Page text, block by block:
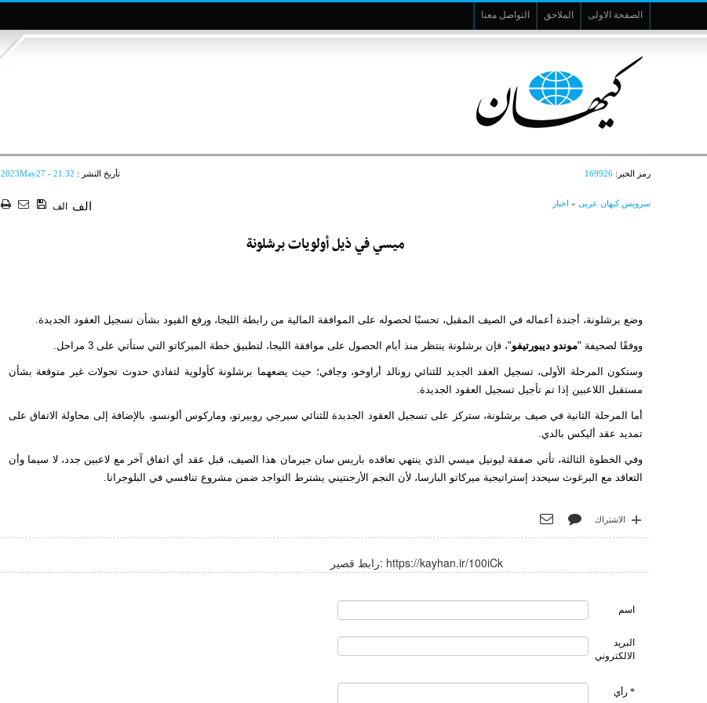
الصفحة الاولى الملاحق التواصل معنا
رمز الخبر: 169926 تأريخ النشر : 2023May27 - 21:32
سرویس کیهان عربی » اخبار الف الف
ميسي في ذيل أولويات برشلونة
وضع برشلونة، أجندة أعماله في الصيف المقبل، تحسبًا لحصوله على الموافقة المالية من رابطة الليجا، ورفع القيود بشأن تسجيل العقود الجديدة.
ووفقًا لصحيفة "موندو ديبورتيفو"، فإن برشلونة ينتظر منذ أيام الحصول على موافقة الليجا، لتطبيق خطة الميركاتو التي ستأتي على 3 مراحل.
وستكون المرحلة الأولى، تسجيل العقد الجديد للثنائي رونالد أراوخو، وجافي؛ حيث يضعهما برشلونة كأولوية لتفادي حدوث تحولات غير متوقعة بشأن
مستقبل اللاعبين إذا تم تأجيل تسجيل العقود الجديدة.
أما المرحلة الثانية في صيف برشلونة، ستركز على تسجيل العقود الجديدة للثنائي سيرجي روبيرتو، وماركوس ألونسو، بالإضافة إلى محاولة الاتفاق على
تمديد عقد أليكس بالدي.
وفي الخطوة الثالثة، تأتي صفقة ليونيل ميسي الذي ينتهي تعاقده باريس سان جيرمان هذا الصيف، قبل عقد أي اتفاق آخر مع لاعبين جدد، لا سيما وأن
التعاقد مع البرغوث سيحدد إستراتيجية ميركاتو البارسا، لأن النجم الأرجنتيني يشترط التواجد ضمن مشروع تنافسي في البلوجرانا.
الاشتراك
رابط قصير: https://kayhan.ir/100iCk
اسم
البريد
الالكتروني
* رأي